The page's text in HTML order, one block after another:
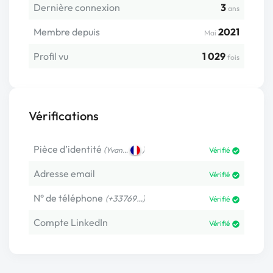
Dernière connexion 3 ans
Membre depuis Mai 2021
Profil vu
1 029 fois
Vérifications
Pièce d’identité (Yvan… ) Vérifié
Adresse email Vérifié
N° de téléphone (+33769…) Vérifié
Compte LinkedIn Vérifié